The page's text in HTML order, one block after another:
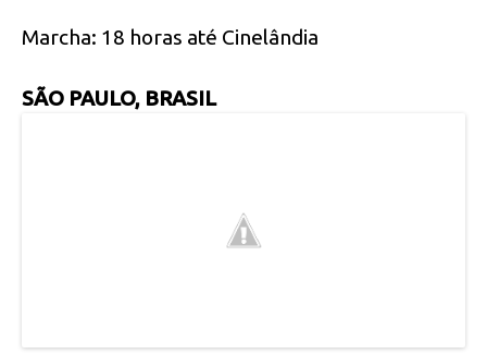
Marcha: 18 horas até Cinelândia
SÃO PAULO, BRASIL